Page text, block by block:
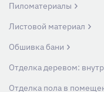
Пиломатериалы
Листовой материал
Обшивка бани
Отделка деревом:
Отделка пола в